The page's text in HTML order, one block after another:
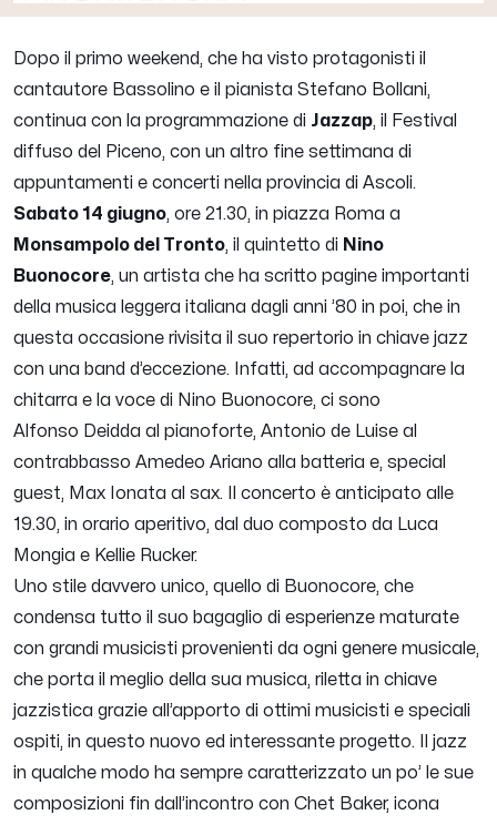
Dopo il primo weekend, che ha visto protagonisti il
cantautore Bassolino e il pianista Stefano Bollani,
continua con la programmazione di Jazzap, il Festival
diffuso del Piceno, con un altro fine settimana di
appuntamenti e concerti nella provincia di Ascoli.
Sabato 14 giugno, ore 21.30, in piazza Roma a
Monsampolo del Tronto, il quintetto di Nino
Buonocore, un artista che ha scritto pagine importanti
della musica leggera italiana dagli anni ’80 in poi, che in
questa occasione rivisita il suo repertorio in chiave jazz
con una band d’eccezione. Infatti, ad accompagnare la
chitarra e la voce di Nino Buonocore, ci sono
Alfonso Deidda al pianoforte, Antonio de Luise al
contrabbasso Amedeo Ariano alla batteria e, special
guest, Max Ionata al sax.
Il concerto è anticipato alle
19.30, in orario aperitivo, dal duo composto da Luca
Mongia e Kellie Rucker.
Uno stile davvero unico, quello di Buonocore, che
condensa tutto il suo bagaglio di esperienze maturate
con grandi musicisti provenienti da ogni genere musicale,
che porta il meglio della sua musica, riletta in chiave
jazzistica grazie all’apporto di ottimi musicisti e speciali
ospiti, in questo nuovo ed interessante progetto. Il jazz
in qualche modo ha sempre caratterizzato un po’ le sue
composizioni fin dall’incontro con Chet Baker, icona